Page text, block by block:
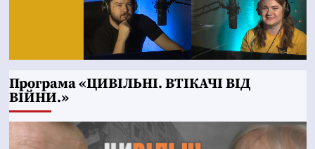
Програма «ЦИВІЛЬНІ. ВТІКАЧІ ВІД
ВІЙНИ.»